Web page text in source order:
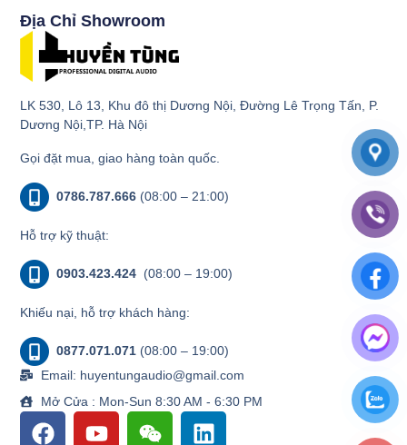
Địa Chỉ Showroom
LK 530, Lô 13, Khu đô thị Dương Nội, Đường Lê Trọng Tấn, P.
Dương Nội,TP. Hà Nội
Gọi đặt mua, giao hàng toàn quốc.
0786.787.666 (08:00 – 21:00)
Hỗ trợ kỹ thuật:
0903.423.424 (08:00 – 19:00)
Khiếu nại, hỗ trợ khách hàng:
0877.071.071 (08:00 – 19:00)
Email: huyentungaudio@gmail.com
Mở Cửa : Mon-Sun 8:30 AM - 6:30 PM